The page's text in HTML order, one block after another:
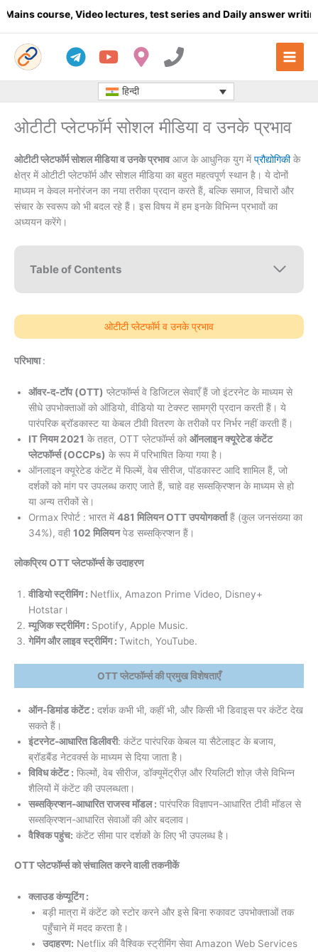
Video lectures, test series and Daily answer writing- Click
हिन्दी
ओटीटी प्लेटफॉर्म सोशल मीडिया व उनके प्रभाव
ओटीटी प्लेटफॉर्म सोशल मीडिया व उनके प्रभावआज के आधुनिक युग मेंप्रौद्योगिकीके
क्षेत्र में ओटीटी प्लेटफॉर्म और सोशल मीडिया का बहुत महत्वपूर्ण स्थान है। ये दोनों
माध्यम न केवल मनोरंजन का नया तरीका प्रदान करते हैं, बल्कि समाज, विचारों और
संचार के स्वरूप को भी बदल रहे हैं। इस विषय में हम इनके विभिन्न प्रभावों का
अध्ययन करेंगे।
Table of Contents
ओटीटी प्लेटफॉर्म व उनके प्रभाव
परिभाषा:
ऑवर-द-टॉप (OTT) प्लेटफॉर्म्स वे डिजिटल सेवाएँ हैं जो इंटरनेट के माध्यम से
सीधे उपभोक्ताओं को ऑडियो, वीडियो या टेक्स्ट सामग्री प्रदान करती हैं। ये
पारंपरिक ब्रॉडकास्ट या केबल टीवी वितरण के तरीकों पर निर्भर नहीं करती हैं।
IT नियम 2021 के तहत, OTT प्लेटफॉर्म्स को ऑनलाइन क्यूरेटेड कंटेंट
प्लेटफॉर्म्स (OCCPs) के रूप में परिभाषित किया गया है।
ऑनलाइन क्यूरेटेड कंटेंट में फिल्में, वेब सीरीज, पॉडकास्ट आदि शामिल हैं, जो
दर्शकों को मांग पर उपलब्ध कराए जाते हैं, चाहे वह सब्सक्रिप्शन के माध्यम से हो
या अन्य तरीकों से।
Ormax रिपोर्ट : भारत में481 मिलियन OTT उपयोगकर्ताहैं (कुल जनसंख्या का
34%), वही 102 मिलियनपेड सब्सक्रिप्शन हैं।
लोकप्रिय OTT प्लेटफॉर्म्स के उदाहरण
वीडियो स्ट्रीमिंग : Netflix, Amazon Prime Video, Disney+
Hotstar।
म्यूजिक स्ट्रीमिंग : Spotify, Apple Music.
गेमिंग और लाइव स्ट्रीमिंग : Twitch, YouTube.
OTT प्लेटफॉर्म्स की प्रमुख विशेषताएँ
ऑन-डिमांड कंटेंट : दर्शक कभी भी, कहीं भी, और किसी भी डिवाइस पर कंटेंट देख
सकते हैं।
इंटरनेट-आधारित डिलीवरी: कंटेंट पारंपरिक केबल या सैटेलाइट के बजाय,
ब्रॉडबैंड नेटवर्क्स के माध्यम से दिया जाता है।
विविध कंटेंट : फिल्मों, वेब सीरीज, डॉक्यूमेंट्रीज़ और रियलिटी शोज़ जैसे विभिन्न
शैलियों में कंटेंट की उपलब्धता।
सब्सक्रिप्शन-आधारित राजस्व मॉडल : पारंपरिक विज्ञापन-आधारित टीवी मॉडल से
सब्सक्रिप्शन-आधारित सेवाओं की ओर बदलाव।
वैश्विक पहुंच: कंटेंट सीमा पार दर्शकों के लिए भी उपलब्ध है।
OTT प्लेटफॉर्म्स को संचालित करने वाली तकनीकें
क्लाउड कंप्यूटिंग :
बड़ी मात्रा में कंटेंट को स्टोर करने और इसे बिना रुकावट उपभोक्ताओं तक
पहुँचाने में मदद करता है।
उदाहरण: Netflix की वैश्विक स्ट्रीमिंग सेवा Amazon Web Services